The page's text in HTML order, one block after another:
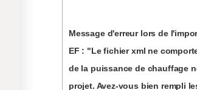
Message d'erreur lors de
EF : "Le fichier xml ne
de la puissance de chauffage
projet. Avez-vous bien rempli